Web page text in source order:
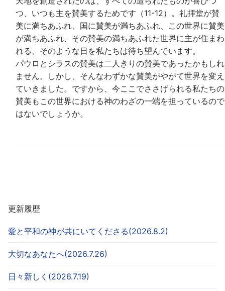
つ、いつも主を賛美するためです（11-12）。礼拝堂が賛
美に満ちあふれ、国に賛美が満ちあふれ、この世界に賛美
が満ちあふれ、その賛美の満ちあふれた世界に主が住まわ
れる、そのような日を私たちは待ち望んでいます。
パウロとシラスの賛美は二人きりの賛美であったかもしれ
ません。しかし、そんなわずかな賛美がやがて世界を変え
ていきました。ですから、今ここでささげられる私たちの
賛美もこの世界における神のわざの一端を担っているので
はないでしょうか。
更新履歴
愛と平和の神が共にいてくださる(2026.8.2)
大切なあなたへ(2026.7.26)
日々新しく(2026.7.19)